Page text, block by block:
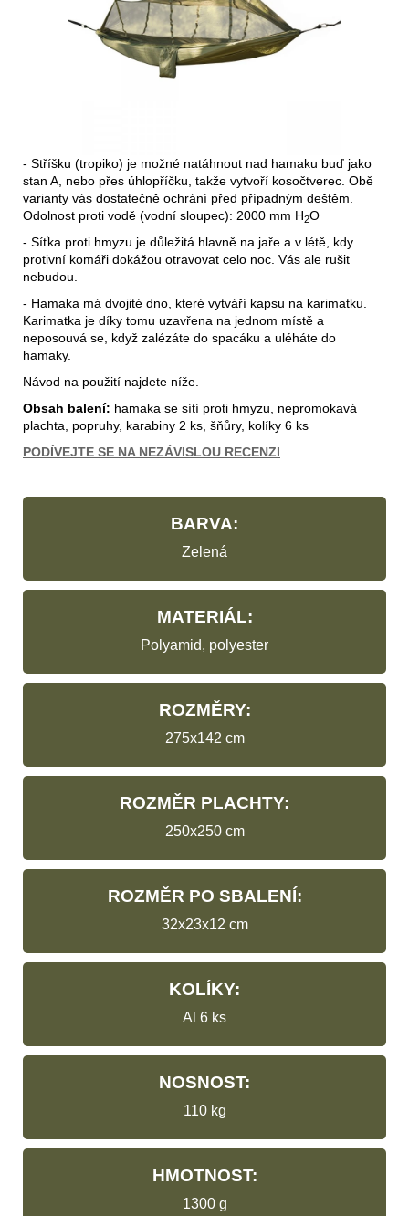
- Stříšku (tropiko) je možné natáhnout nad hamaku buď jako
stan A, nebo přes úhlopříčku, takže vytvoří kosočtverec. Obě
varianty vás dostatečně ochrání před případným deštěm.
Odolnost proti vodě (vodní sloupec): 2000 mm H2O
- Síťka proti hmyzu je důležitá hlavně na jaře a v létě, kdy
protivní komáři dokážou otravovat celo noc. Vás ale rušit
nebudou.
- Hamaka má dvojité dno, které vytváří kapsu na karimatku.
Karimatka je díky tomu uzavřena na jednom místě a
neposouvá se, když zalézáte do spacáku a uléháte do
hamaky.
Návod na použití najdete níže.
Obsah balení: hamaka se sítí proti hmyzu, nepromokavá
plachta, popruhy, karabiny 2 ks, šňůry, kolíky 6 ks
PODÍVEJTE SE NA NEZÁVISLOU RECENZI
BARVA:
Zelená
MATERIÁL:
Polyamid, polyester
ROZMĚRY:
275x142 cm
ROZMĚR PLACHTY:
250x250 cm
ROZMĚR PO SBALENÍ:
32x23x12 cm
KOLÍKY:
Al 6 ks
NOSNOST:
110 kg
HMOTNOST:
1300 g